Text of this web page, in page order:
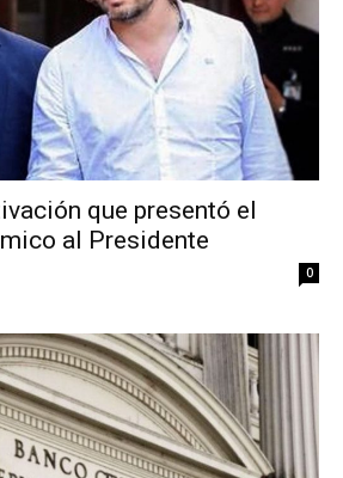
que presentó el
al Presidente
0